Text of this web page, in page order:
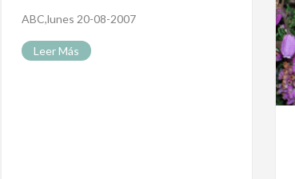
ABC,lunes 20-08-2007
Leer Más